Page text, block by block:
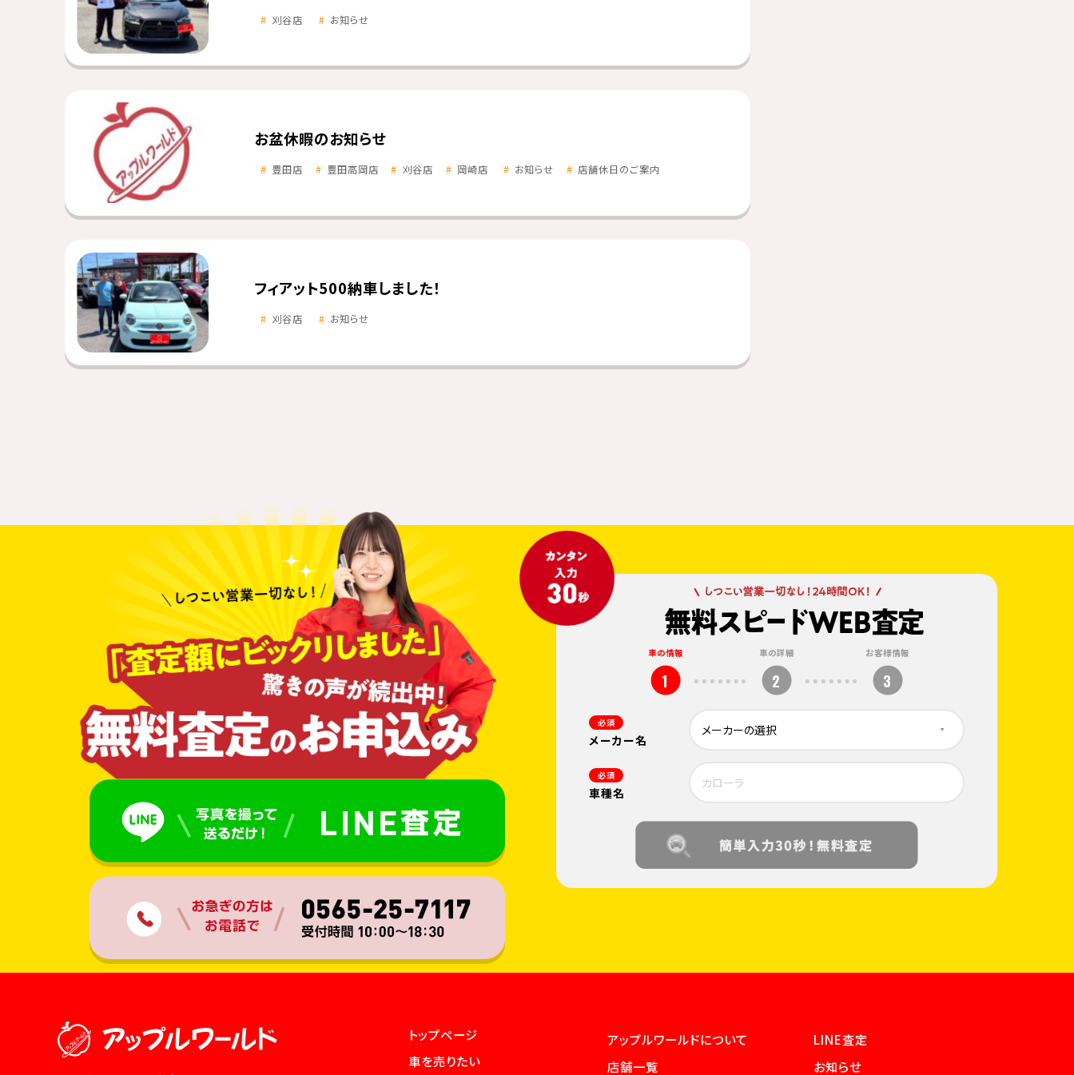
刈谷店 お知らせ
お盆休暇のお知らせ
豊田店 豊田高岡店 刈谷店 岡崎店 お知らせ 店舗休日のご案内
フィアット500納車しました！
刈谷店 お知らせ
車の情報
1
車の詳細
2
お客様情報
3
必須
メーカー名
必須
車種名
トップページ
車を売りたい
アップルワールドについて
店舗一覧
LINE査定
お知らせ